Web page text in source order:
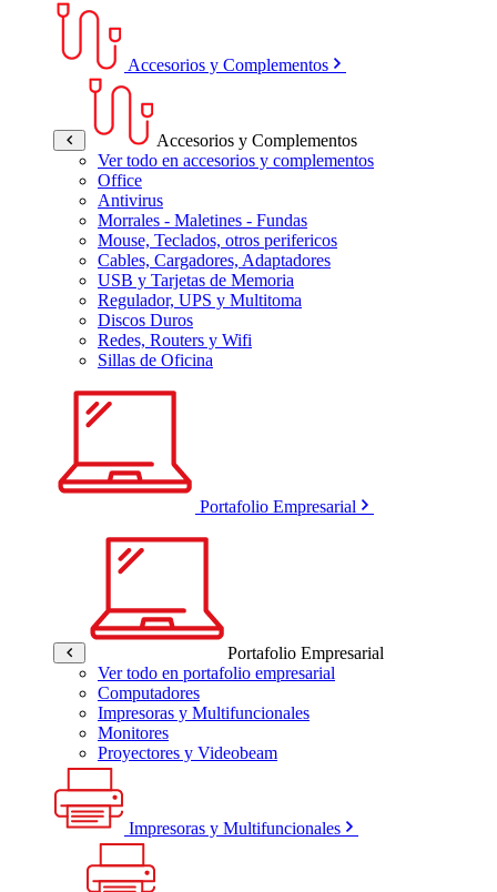
Accesorios y Complementos
Accesorios y Complementos
Ver todo en accesorios y complementos
Office
Antivirus
Morrales - Maletines - Fundas
Mouse, Teclados, otros perifericos
Cables, Cargadores, Adaptadores
USB y Tarjetas de Memoria
Regulador, UPS y Multitoma
Discos Duros
Redes, Routers y Wifi
Sillas de Oficina
Portafolio Empresarial
Portafolio Empresarial
Ver todo en portafolio empresarial
Computadores
Impresoras y Multifuncionales
Monitores
Proyectores y Videobeam
Impresoras y Multifuncionales